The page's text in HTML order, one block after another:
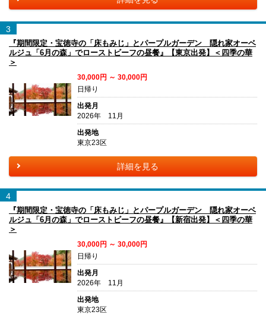
3
『期間限定・宝徳寺の「床もみじ」とパープルガーデン 隠れ家オーベ
ルジュ「6月の森」でローストビーフの昼餐』【東京出発】＜四季の華
＞
30,000円 ～ 30,000円
日帰り
出発月
2026年 11月
出発地
東京23区
詳細を見る
4
『期間限定・宝徳寺の「床もみじ」とパープルガーデン 隠れ家オーベ
ルジュ「6月の森」でローストビーフの昼餐』【新宿出発】＜四季の華
＞
30,000円 ～ 30,000円
日帰り
出発月
2026年 11月
出発地
東京23区